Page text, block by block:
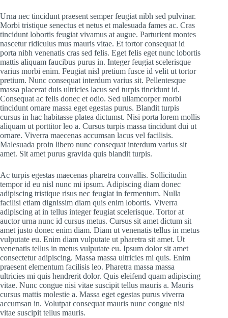
Urna nec tincidunt praesent semper feugiat nibh sed pulvinar.
Morbi tristique senectus et netus et malesuada fames ac. Cras
tincidunt lobortis feugiat vivamus at augue. Parturient montes
nascetur ridiculus mus mauris vitae. Et tortor consequat id
porta nibh venenatis cras sed felis. Eget felis eget nunc lobortis
mattis aliquam faucibus purus in. Integer feugiat scelerisque
varius morbi enim. Feugiat nisl pretium fusce id velit ut tortor
pretium. Nunc consequat interdum varius sit. Pellentesque
massa placerat duis ultricies lacus sed turpis tincidunt id.
Consequat ac felis donec et odio. Sed ullamcorper morbi
tincidunt ornare massa eget egestas purus. Blandit turpis
cursus in hac habitasse platea dictumst. Nisi porta lorem mollis
aliquam ut porttitor leo a. Cursus turpis massa tincidunt dui ut
ornare. Viverra maecenas accumsan lacus vel facilisis.
Malesuada proin libero nunc consequat interdum varius sit
amet. Sit amet purus gravida quis blandit turpis.
Ac turpis egestas maecenas pharetra convallis. Sollicitudin
tempor id eu nisl nunc mi ipsum. Adipiscing diam donec
adipiscing tristique risus nec feugiat in fermentum. Nulla
facilisi etiam dignissim diam quis enim lobortis. Viverra
adipiscing at in tellus integer feugiat scelerisque. Tortor at
auctor urna nunc id cursus metus. Cursus sit amet dictum sit
amet justo donec enim diam. Diam ut venenatis tellus in metus
vulputate eu. Enim diam vulputate ut pharetra sit amet. Ut
venenatis tellus in metus vulputate eu. Ipsum dolor sit amet
consectetur adipiscing. Massa massa ultricies mi quis. Enim
praesent elementum facilisis leo. Pharetra massa massa
ultricies mi quis hendrerit dolor. Quis eleifend quam adipiscing
vitae. Nunc congue nisi vitae suscipit tellus mauris a. Mauris
cursus mattis molestie a. Massa eget egestas purus viverra
accumsan in. Volutpat consequat mauris nunc congue nisi
vitae suscipit tellus mauris.